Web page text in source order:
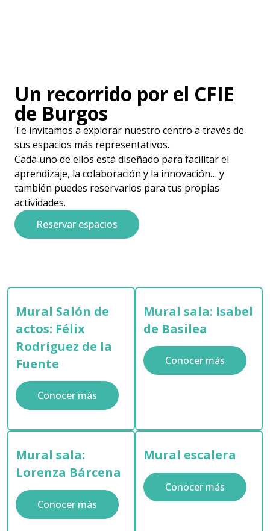
Un recorrido por el CFIE
de Burgos
Te invitamos a explorar nuestro centro a través de
sus espacios más representativos.
Cada uno de ellos está diseñado para facilitar el
aprendizaje, la colaboración y la innovación… y
también puedes reservarlos para tus propias
actividades.
Reservar espacios
Mural Salón de
actos: Félix
Rodríguez de la
Fuente
Conocer más
Mural sala: Isabel
de Basilea
Conocer más
Mural sala:
Lorenza Bárcena
Conocer más
Mural escalera
Conocer más